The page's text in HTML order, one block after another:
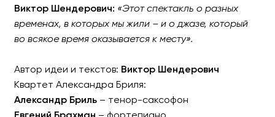
Виктор Шендерович: «Этот спектакль о разных
временах, в которых мы жили – и о джазе, который
во всякое время оказывается к месту».
Автор идеи и текстов: Виктор Шендерович
Квартет Александра Бриля:
Александр Бриль– тенор-саксофон